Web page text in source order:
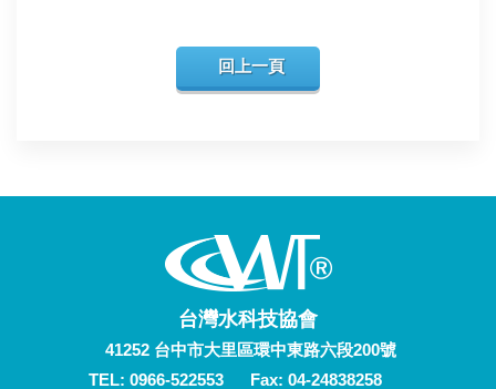
回上一頁
台灣水科技協會
41252 台中市大里區環中東路六段200號
TEL: 0966-522553 Fax: 04-24838258